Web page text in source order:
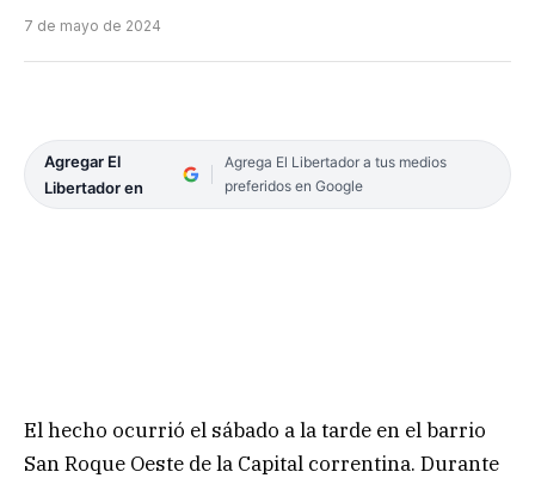
7 de mayo de 2024
Agregar El
Libertador en
Agrega El Libertador a tus medios
preferidos en Google
El hecho ocurrió el sábado a la tarde en el barrio
San Roque Oeste de la Capital correntina. Durante